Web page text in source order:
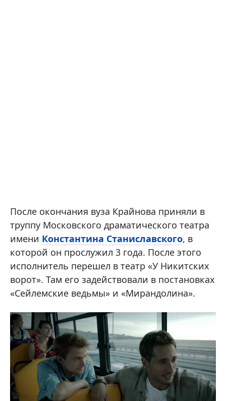
После окончания вуза Крайнова приняли в
труппу Московского драматического театра
имени Константина Станиславского, в
которой он прослужил 3 года. После этого
исполнитель перешел в театр «У Никитских
ворот». Там его задействовали в постановках
«Сейлемские ведьмы» и «Мирандолина».